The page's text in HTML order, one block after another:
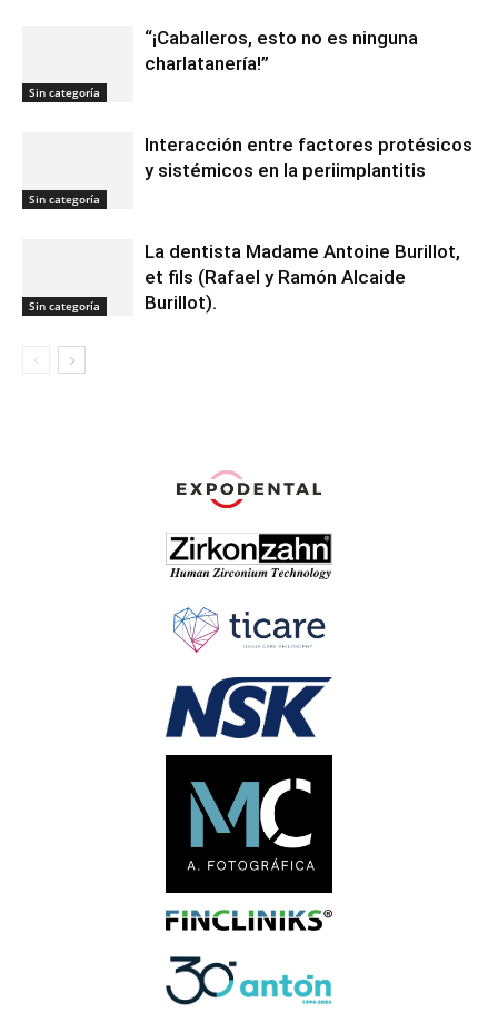
Sin categoría
“¡Caballeros, esto no es ninguna
charlatanería!”
Sin categoría
Interacción entre factores protésicos
y sistémicos en la periimplantitis
Sin categoría
La dentista Madame Antoine Burillot,
et fils (Rafael y Ramón Alcaide
Burillot).